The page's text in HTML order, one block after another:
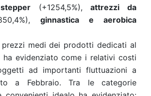
stepper(+1254,5%),attrezzi da
ginnastica e aerobica
prezzi medi dei prodotti dedicati al
ha evidenziato come i relativi costi
ad importanti fluttuazioni a
a Febbraio. Tra le categorie